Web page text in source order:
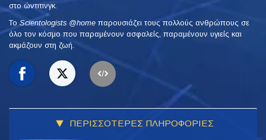
στο ώντιτινγκ.
To Scientologists @home παρουσιάζει τους πολλούς ανθρώπους σε
όλο τον κόσμο που παραμένουν ασφαλείς, παραμένουν υγιείς και
ακμάζουν στη ζωή.
ΠΕΡΙΣΣΟΤΕΡΕΣ ΠΛΗΡΟΦΟΡΙΕΣ